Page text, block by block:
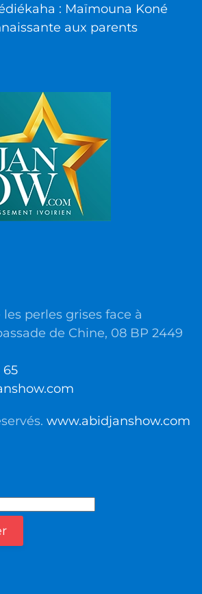
: Maïmouna Koné
aux parents
perles grises face à
de Chine, 08 BP 2449
65
www.abidjanshow.com